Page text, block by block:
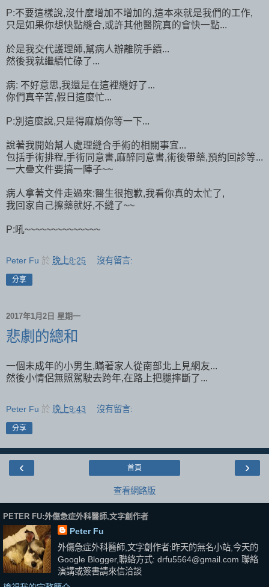
P:不要這樣說,沒什麼增加不增加的,這本來就是我們的工作,
只是如果你想快點縫合,或許其他醫院真的會快一點...
於是我交代護理師,幫病人辦離院手續...
然後我就繼續忙碌了...
病: 不好意思,我還是在這裡縫好了...
你們真辛苦,假日這麼忙...
P:別這麼說,只是得麻煩你等一下...
說著我開始幫人處理縫合手術的相關事宜...
包括手術排程,手術同意書,麻醉同意書,術後帶藥,預約回診等...
一大疊文件要搞一陣子~~
病人拿著文件走過來:醫生很抱歉,我看你真的太忙了,
我回家自己擦藥就好,不縫了~~
P:吼~~~~~~~~~~~~~~
Peter Fu 於 晚上8:25 沒有留言:
分享
2017年1月2日 星期一
悲劇的總和
一個未成年的小男生,瞞著家人從南部北上見網友...
然後小情侶無照駕駛去跨年,在路上把腿摔斷了...
Peter Fu 於 晚上9:43 沒有留言:
分享
‹ ›
首頁
查看網路版
PETER FU:外傷急症外科醫師,文字創作者
Peter Fu
外傷急症外科醫師,文字創作者;昨天的無名小站,今天的
Google Blogger,聯絡方式: drfu5564@gmail.com 聯絡
演講或簽書請來信洽談